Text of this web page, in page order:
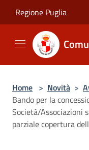
Regione Puglia
Home > Novità >
Bando per la
Società/Associazioni
parziale copertura